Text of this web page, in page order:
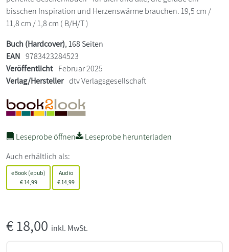
bisschen Inspiration und Herzenswärme brauchen. 19,5 cm /
11,8 cm / 1,8 cm ( B/H/T )
Buch (Hardcover), 168 Seiten
EAN 9783423284523
Veröffentlicht Februar 2025
Verlag/Hersteller dtv Verlagsgesellschaft
Leseprobe öffnen
Leseprobe herunterladen
Auch erhältlich als:
eBook (epub)
€14,99
Audio
€14,99
€18,00 inkl. MwSt.